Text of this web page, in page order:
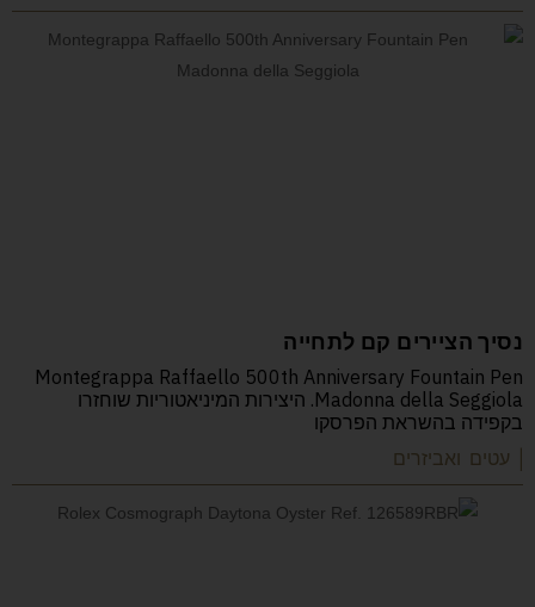
נסיך הציירים קם לתחייה
Montegrappa Raffaello 500th Anniversary Fountain Pen
Madonna della Seggiola. היצירות המיניאטוריות שוחזרו
בקפידה בהשראת הפרסקו
| עטים ואביזרים